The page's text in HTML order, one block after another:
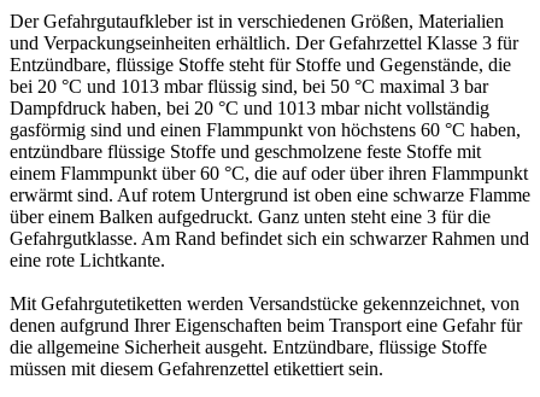
Der Gefahrgutaufkleber ist in verschiedenen Größen, Materialien
und Verpackungseinheiten erhältlich. Der Gefahrzettel Klasse 3 für
Entzündbare, flüssige Stoffe steht für Stoffe und Gegenstände, die
bei 20 °C und 1013 mbar flüssig sind, bei 50 °C maximal 3 bar
Dampfdruck haben, bei 20 °C und 1013 mbar nicht vollständig
gasförmig sind und einen Flammpunkt von höchstens 60 °C haben,
entzündbare flüssige Stoffe und geschmolzene feste Stoffe mit
einem Flammpunkt über 60 °C, die auf oder über ihren Flammpunkt
erwärmt sind. Auf rotem Untergrund ist oben eine schwarze Flamme
über einem Balken aufgedruckt. Ganz unten steht eine 3 für die
Gefahrgutklasse. Am Rand befindet sich ein schwarzer Rahmen und
eine rote Lichtkante.
Mit Gefahrgutetiketten werden Versandstücke gekennzeichnet, von
denen aufgrund Ihrer Eigenschaften beim Transport eine Gefahr für
die allgemeine Sicherheit ausgeht. Entzündbare, flüssige Stoffe
müssen mit diesem Gefahrenzettel etikettiert sein.